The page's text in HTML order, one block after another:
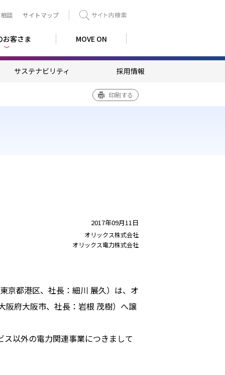
談 サイトマップ
お客さま MOVE ON
サステナビリティ 採用情報
印刷する
2017年09月11日
オリックス株式会社
オリックス電力株式会社
京都港区、社長：細川 展久）は、オ
阪府大阪市、社長：岩根 茂樹）へ譲
以外の電力関連事業につきまして